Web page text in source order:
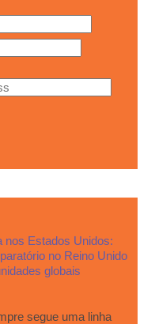
nos Estados Unidos:
no Reino Unido
globais
segue uma linha